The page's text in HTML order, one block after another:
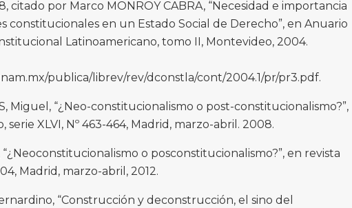
citado por Marco MONROY CABRA, “Necesidad e importancia
constitucionales en un Estado Social de Derecho”, en Anuario
Latinoamericano, tomo II, Montevideo, 2004.
publica/librev/rev/dconstla/cont/2004.1/pr/pr3.pdf.
Miguel, “¿Neo-constitucionalismo o post-constitucionalismo?”,
serie XLVI, Nº 463-464, Madrid, marzo-abril. 2008.
“¿Neoconstitucionalismo o posconstitucionalismo?”, en revista
Madrid, marzo-abril, 2012.
“Construcción y deconstrucción, el sino del